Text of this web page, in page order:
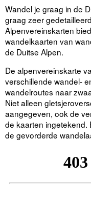
Wandel je graag in de
graag zeer
Alpenvereinskarten
wandelkaarten van
de Duitse Alpen.
De alpenvereinskarte
verschillende wandel-
wandelroutes naar
Niet alleen
aangegeven, ook de
de kaarten ingetekend.
de gevorderde